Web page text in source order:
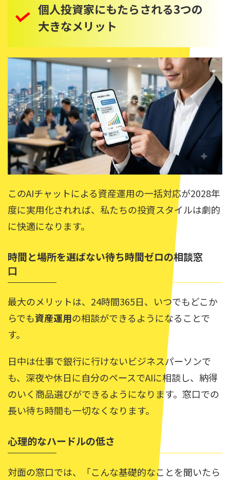
個人投資家にもたらされる3つの
大きなメリット
このAIチャットによる資産運用の一括対応が2028年
度に実用化されれば、私たちの投資スタイルは劇的
に快適になります。
時間と場所を選ばない待ち時間ゼロの相談窓
口
最大のメリットは、24時間365日、いつでもどこか
らでも資産運用の相談ができるようになることで
す。
日中は仕事で銀行に行けないビジネスパーソンで
も、深夜や休日に自分のペースでAIに相談し、納得
のいく商品選びができるようになります。窓口での
長い待ち時間も一切なくなります。
心理的なハードルの低さ
対面の窓口では、「こんな基礎的なことを聞いたら